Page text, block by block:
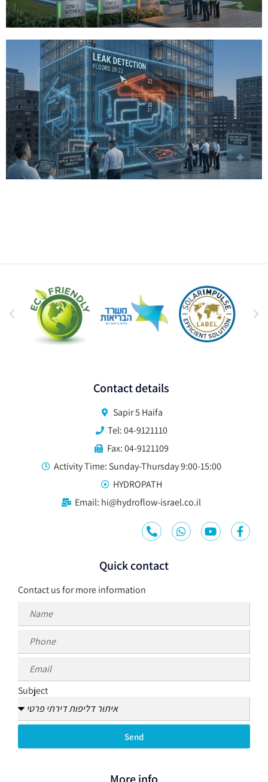
Contact details
Sapir 5 Haifa
Tel: 04-9121110
Fax: 04-9121109
Activity Time: Sunday-Thursday 9:00-15:00
HYDROPATH
Email: hi@hydroflow-israel.co.il
Quick contact
Contact us for more information
Subject
Send